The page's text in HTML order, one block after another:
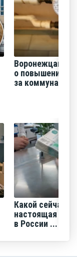
Воронежцам
о повышении
за
Какой сейчас
настоящая
в России ...